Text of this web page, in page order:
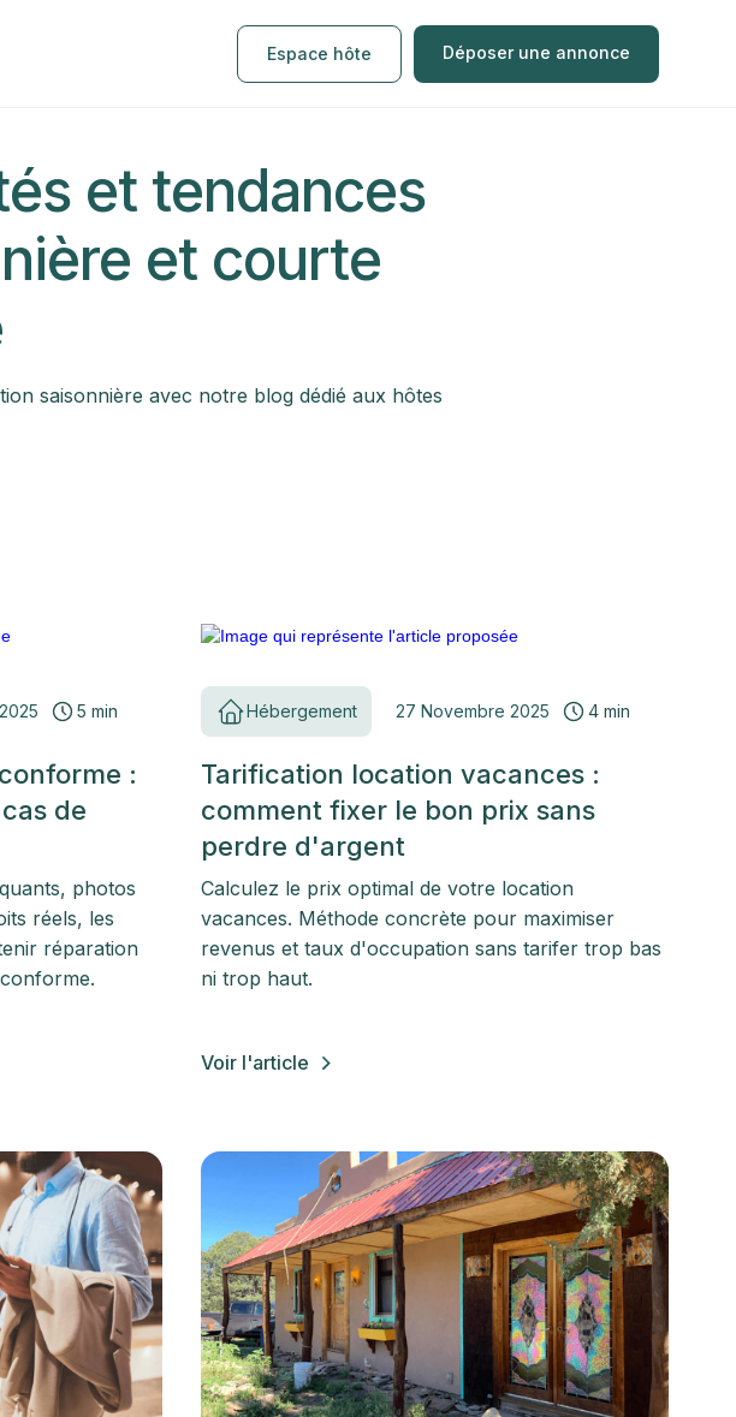
Espace hôte Déposer une annonce
et tendances
et courte
saisonnière avec notre blog dédié aux hôtes
5 min
:
de
photos
réels, les
réparation
Hébergement 27 Novembre 2025 4 min
Tarification location vacances :
comment fixer le bon prix sans
perdre d'argent
Calculez le prix optimal de votre location
vacances. Méthode concrète pour maximiser
revenus et taux d'occupation sans tarifer trop bas
ni trop haut.
Voir l'article